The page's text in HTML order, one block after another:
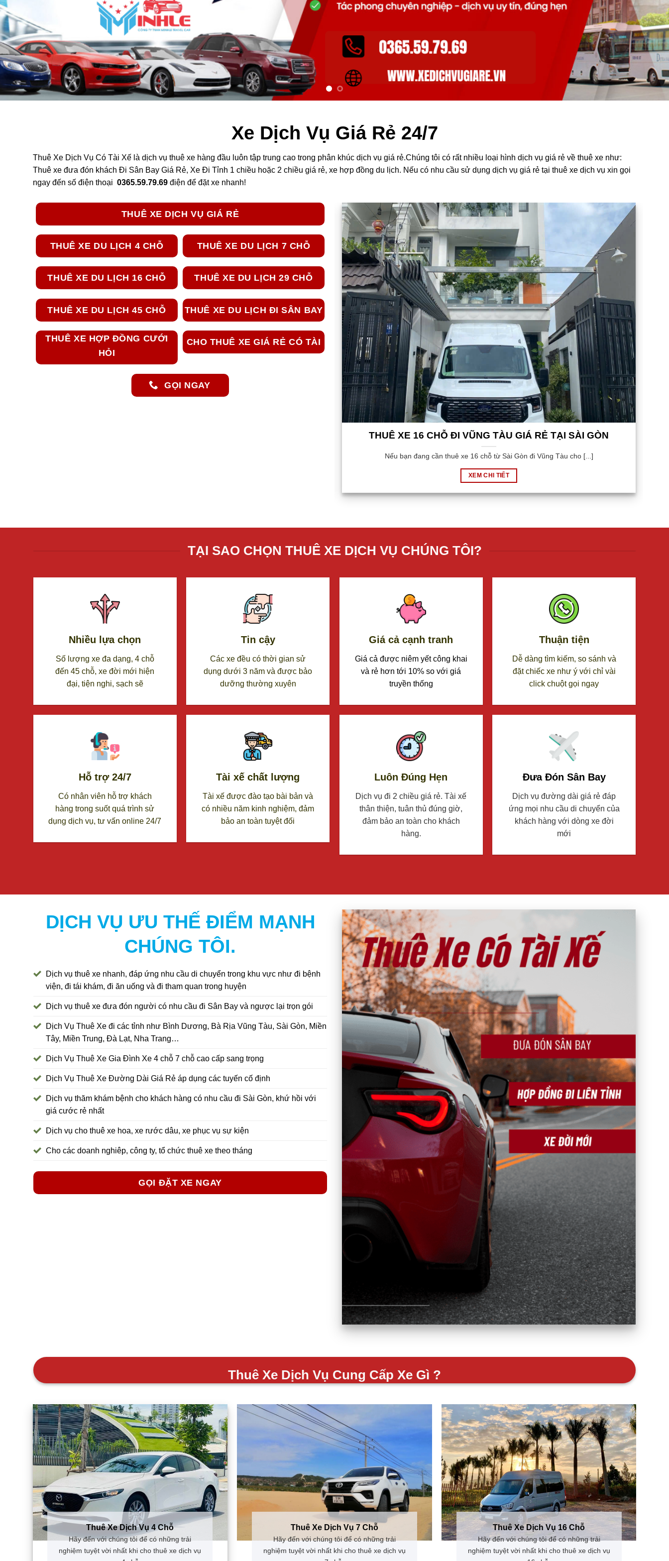
Xe Dịch Vụ Giá Rẻ 24/7
Thuê Xe Dịch Vụ Có Tài Xế là dịch vụ thuê xe hàng đầu luôn tập trung cao trong phân khúc dịch vụ giá rẻ.Chúng tôi có rất nhiều loại hình dịch vụ giá rẻ về thuê xe như:
Thuê xe đưa đón khách Đi Sân Bay Giá Rẻ, Xe Đi Tỉnh 1 chiều hoặc 2 chiều giá rẻ, xe hợp đồng du lịch. Nếu có nhu cầu sử dụng dịch vụ giá rẻ tại thuê xe dịch vụ xin gọi
ngay đến số điện thoại 0365.59.79.69điện để đặt xe nhanh!
THUÊ XE DỊCH VỤ GIÁ RẺ
THUÊ XE DU LỊCH 4 CHỖ THUÊ XE DU LỊCH 7 CHỖ
THUÊ XE DU LỊCH 16 CHỖ THUÊ XE DU LỊCH 29 CHỖ
THUÊ XE DU LỊCH 45 CHỖ THUÊ XE DU LỊCH ĐI SÂN BAY
THUÊ XE HỢP ĐỒNG CƯỚI
HỎI
CHO THUÊ XE GIÁ RẺ CÓ TÀI
GỌI NGAY
THUÊ XE 16 CHỖ ĐI VŨNG TÀU GIÁ RẺ TẠI SÀI GÒN
Nếu bạn đang cần thuê xe 16 chỗ từ Sài Gòn đi Vũng Tàu cho [...]
XEM CHI TIẾT
TẠI SAO CHỌN THUÊ XE DỊCH VỤ CHÚNG TÔI?
Nhiều lựa chọn
Số lượng xe đa dạng, 4 chỗ
đến 45 chỗ, xe đời mới hiện
đại, tiện nghi, sạch sẽ
Tin cậy
Các xe đều có thời gian sử
dụng dưới 3 năm và được bảo
dưỡng thường xuyên
Giá cả cạnh tranh
Giá cả được niêm yết công khai
và rẻ hơn tới 10% so với giá
truyền thống
Thuận tiện
Dễ dàng tìm kiếm, so sánh và
đặt chiếc xe như ý với chỉ vài
click chuột gọi ngay
Hỗ trợ 24/7
Có nhân viên hỗ trợ khách
hàng trong suốt quá trình sử
dụng dịch vụ, tư vấn online 24/7
Tài xế chất lượng
Tài xế được đào tạo bài bản và
có nhiều năm kinh nghiệm, đảm
bảo an toàn tuyệt đối
Luôn Đúng Hẹn
Dịch vụ đi 2 chiều giá rẻ. Tài xế
thân thiện, tuân thủ đúng giờ,
đảm bảo an toàn cho khách
hàng.
Đưa Đón Sân Bay
Dịch vụ đường dài giá rẻ đáp
ứng mọi nhu cầu di chuyển của
khách hàng với dòng xe đời
mới
DỊCH VỤ ƯU THẾ ĐIỂM MẠNH
CHÚNG TÔI.
Dịch vụ thuê xe nhanh, đáp ứng nhu cầu di chuyển trong khu vực như đi bệnh
viện, đi tái khám, đi ăn uống và đi tham quan trong huyện
Dịch vụ thuê xe đưa đón người có nhu cầu đi Sân Bay và ngược lại trọn gói
Dịch Vụ Thuê Xe đi các tỉnh như Bình Dương, Bà Rịa Vũng Tàu, Sài Gòn, Miền
Tây, Miền Trung, Đà Lạt, Nha Trang…
Dịch Vụ Thuê Xe Gia Đình Xe 4 chỗ 7 chỗ cao cấp sang trọng
Dịch Vụ Thuê Xe Đường Dài Giá Rẻ áp dụng các tuyến cố định
Dịch vụ thăm khám bệnh cho khách hàng có nhu cầu đi Sài Gòn, khứ hồi với
giá cước rẻ nhất
Dịch vụ cho thuê xe hoa, xe rước dâu, xe phục vụ sự kiện
Cho các doanh nghiêp, công ty, tổ chức thuê xe theo tháng
GỌI ĐẶT XE NGAY
Thuê Xe Dịch Vụ Cung Cấp Xe Gì ?
Thuê Xe Dịch Vụ 4 Chỗ
Hãy đến với chúng tôi để có những trải
nghiệm tuyệt vời nhất khi cho thuê xe dịch vụ
Thuê Xe Dịch Vụ 7 Chỗ
Hãy đến với chúng tôi để có những trải
nghiệm tuyệt vời nhất khi cho thuê xe dịch vụ
Thuê Xe Dịch Vụ 16 Chỗ
Hãy đến với chúng tôi để có những trải
nghiệm tuyệt vời nhất khi cho thuê xe dịch vụ